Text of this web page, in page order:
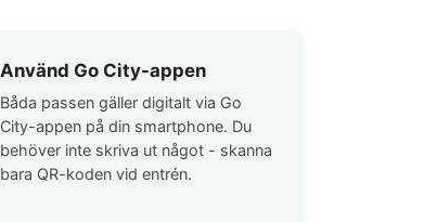
Använd Go City-appen
Båda passen gäller digitalt via Go
City-appen på din smartphone. Du
behöver inte skriva ut något - skanna
bara QR-koden vid entrén.